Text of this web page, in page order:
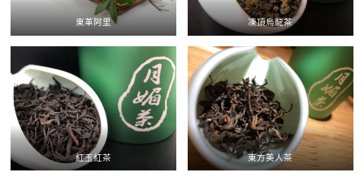
東革阿里 凍頂烏龍茶
紅玉紅茶 東方美人茶